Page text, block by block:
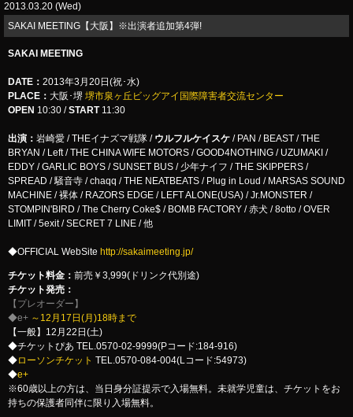
2013.03.20 (Wed)
SAKAI MEETING【大阪】※出演者追加第4弾!
SAKAI MEETING
DATE： 2013年3月20日(祝･水)
PLACE： 大阪･堺 堺市泉ヶ丘ビッグアイ国際障害者交流センター
OPEN 10:30 /START11:30
出演： 岩崎愛 / THEイナズマ戦隊 / ウルフルケイスケ / PAN / BEAST / THE
BRYAN / Left / THE CHINA WIFE MOTORS / GOOD4NOTHING / UZUMAKI /
EDDY / GARLIC BOYS / SUNSET BUS / 少年ナイフ / THE SKIPPERS /
SPREAD / 騒音寺 / chaqq / THE NEATBEATS / Plug in Loud / MARSAS SOUND
MACHINE / 裸体 / RAZORS EDGE / LEFT ALONE(USA) / Jr.MONSTER /
STOMPIN'BIRD / The Cherry Coke$ / BOMB FACTORY / 赤犬 / 8otto / OVER
LIMIT / 5exit / SECRET 7 LINE / 他
◆OFFICIAL WebSite http://sakaimeeting.jp/
チケット料金： 前売￥3,999(ドリンク代別途)
チケット発売：
【プレオーダー】
◆e+ ～12月17日(月)18時まで
【一般】12月22日(土)
◆チケットぴあ TEL.0570-02-9999(Pコード:184-916)
◆ローソンチケット TEL.0570-084-004(Lコード:54973)
◆e+
※60歳以上の方は、当日身分証提示で入場無料。未就学児童は、チケットをお
持ちの保護者同伴に限り入場無料。